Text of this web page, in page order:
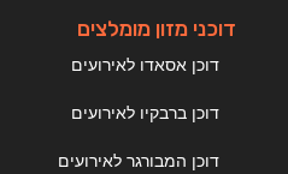
דוכני מזון מומלצים
דוכן אסאדו לאירועים
דוכן ברבקיו לאירועים
דוכן המבורגר לאירועים